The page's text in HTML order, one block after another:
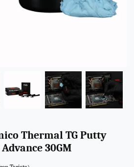
Thermal TG Putty
30GM